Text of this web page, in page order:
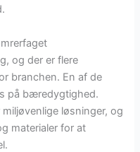
og der er flere
branchen. En af de
på bæredygtighed.
løsninger, og
materialer for at